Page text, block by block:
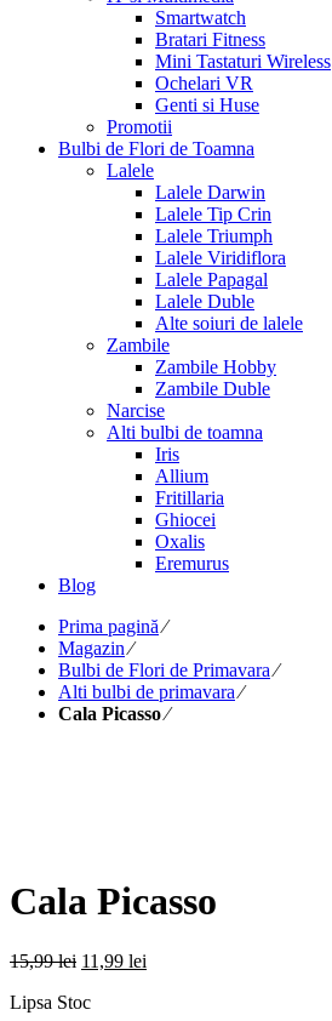
Smartwatch
Bratari Fitness
Mini Tastaturi Wireless
Ochelari VR
Genti si Huse
Promotii
Bulbi de Flori de Toamna
Lalele
Lalele Darwin
Lalele Tip Crin
Lalele Triumph
Lalele Viridiflora
Lalele Papagal
Lalele Duble
Alte soiuri de lalele
Zambile
Zambile Hobby
Zambile Duble
Narcise
Alti bulbi de toamna
Iris
Allium
Fritillaria
Ghiocei
Oxalis
Eremurus
Blog
Prima pagină⁄
Magazin ⁄
Bulbi de Flori de Primavara⁄
Alti bulbi de primavara⁄
Cala Picasso⁄
Cala Picasso
15,99lei Prețul
a
11,99 lei
Lipsa Stoc